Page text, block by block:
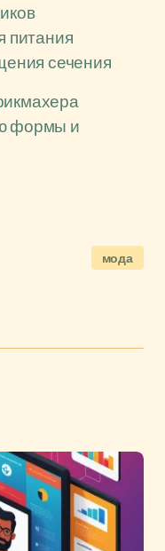
питания
сечения
формы и
мода